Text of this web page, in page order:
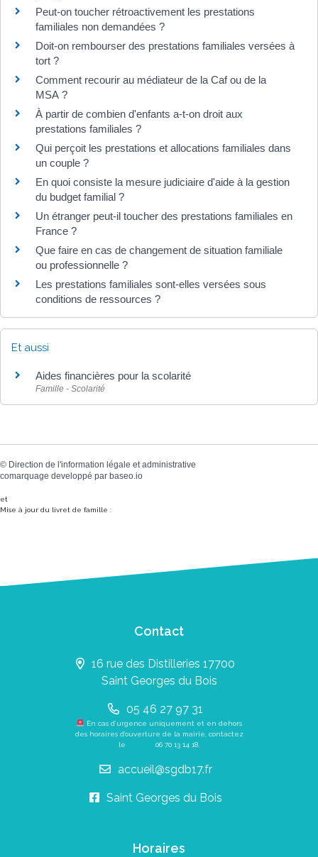
Peut-on toucher rétroactivement les prestations
familiales non demandées ?
Doit-on rembourser des prestations familiales versées à
tort ?
Comment recourir au médiateur de la Caf ou de la
MSA ?
À partir de combien d'enfants a-t-on droit aux
prestations familiales ?
Qui perçoit les prestations et allocations familiales dans
un couple ?
En quoi consiste la mesure judiciaire d'aide à la gestion
du budget familial ?
Un étranger peut-il toucher des prestations familiales en
France ?
Que faire en cas de changement de situation familiale
ou professionnelle ?
Les prestations familiales sont-elles versées sous
conditions de ressources ?
Et aussi
Aides financières pour la scolarité
Famille - Scolarité
© Direction de l'information légale et administrative
comarquage developpé par baseo.io
et
Mise à jour du livret de famille :
Contact
16 rue des Distilleries 17700
Saint Georges du Bois
05 46 27 97 31
En cas d’urgence uniquement et en dehors
des horaires d’ouverture de la mairie, contactez
le 06 70 13 14 18
accueil@sgdb17.fr
Saint Georges du Bois
Horaires